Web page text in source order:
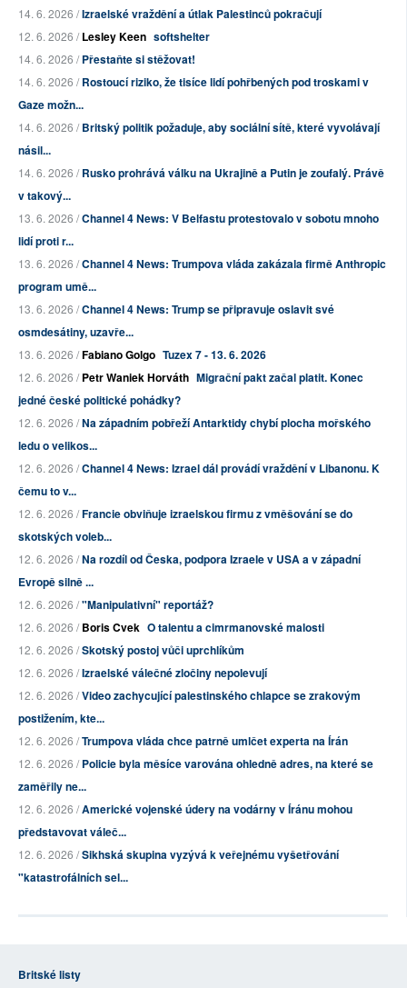
14. 6. 2026 /Izraelské vraždění a útlak Palestinců pokračují
12. 6. 2026 /Lesley Keen softshelter
14. 6. 2026 /Přestaňte si stěžovat!
14. 6. 2026 /Rostoucí riziko, že tisíce lidí pohřbených pod troskami v
Gaze možn...
14. 6. 2026 /Britský politik požaduje, aby sociální sítě, které vyvolávají
násil...
14. 6. 2026 /Rusko prohrává válku na Ukrajině a Putin je zoufalý. Právě
v takový...
13. 6. 2026 /Channel 4 News: V Belfastu protestovalo v sobotu mnoho
lidí proti r...
13. 6. 2026 /Channel 4 News: Trumpova vláda zakázala firmě Anthropic
program umě...
13. 6. 2026 /Channel 4 News: Trump se připravuje oslavit své
osmdesátiny, uzavře...
13. 6. 2026 /Fabiano Golgo Tuzex 7 - 13. 6. 2026
12. 6. 2026 /Petr Waniek Horváth Migrační pakt začal platit. Konec
jedné české politické pohádky?
12. 6. 2026 /Na západním pobřeží Antarktidy chybí plocha mořského
ledu o velikos...
12. 6. 2026 /Channel 4 News: Izrael dál provádí vraždění v Libanonu. K
čemu to v...
12. 6. 2026 /Francie obviňuje izraelskou firmu z vměšování se do
skotských voleb...
12. 6. 2026 /Na rozdíl od Česka, podpora Izraele v USA a v západní
Evropě silně ...
12. 6. 2026 /"Manipulativní" reportáž?
12. 6. 2026 /Boris Cvek O talentu a cimrmanovské malosti
12. 6. 2026 /Skotský postoj vůči uprchlíkům
12. 6. 2026 /Izraelské válečné zločiny nepolevují
12. 6. 2026 /Video zachycující palestinského chlapce se zrakovým
postižením, kte...
12. 6. 2026 /Trumpova vláda chce patrně umlčet experta na Írán
12. 6. 2026 /Policie byla měsíce varována ohledně adres, na které se
zaměřily ne...
12. 6. 2026 /Americké vojenské údery na vodárny v Íránu mohou
představovat váleč...
12. 6. 2026 /Sikhská skupina vyzývá k veřejnému vyšetřování
"katastrofálních sel...
Britské listy